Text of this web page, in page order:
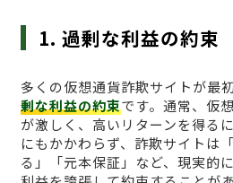
1. 過剰な利益の約束
多くの仮想通貨詐欺サイトが最
剰な利益の約束です。通常、仮
が激しく、高いリターンを得る
にもかかわらず、詐欺サイトは
る」「元本保証」など、現実的